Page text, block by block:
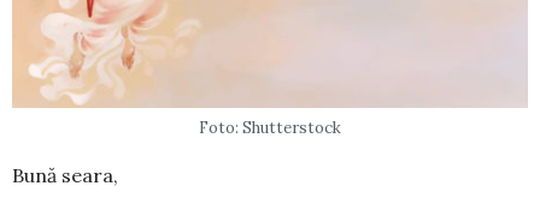
Foto: Shutterstock
Bună seara,